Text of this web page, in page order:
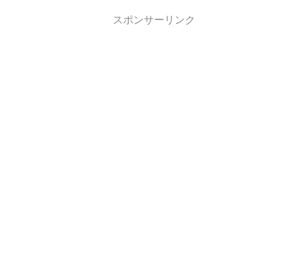
スポンサーリンク